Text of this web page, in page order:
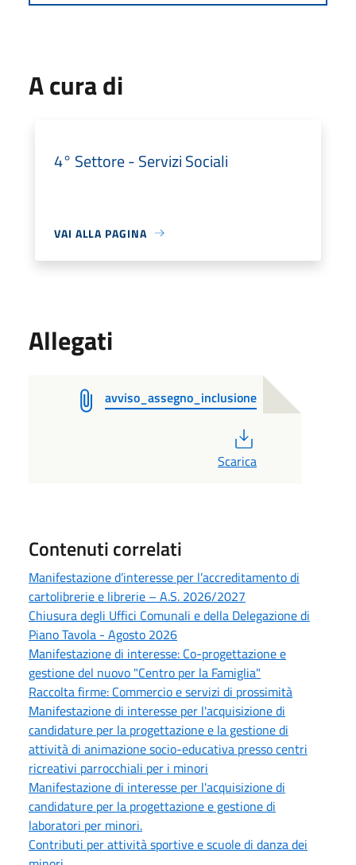
A cura di
4° Settore - Servizi Sociali
VAI ALLA PAGINA
Allegati
avviso_assegno_inclusione
Scarica
Contenuti correlati
Manifestazione d’interesse per l’accreditamento di
cartolibrerie e librerie – A.S. 2026/2027
Chiusura degli Uffici Comunali e della Delegazione di
Piano Tavola - Agosto 2026
Manifestazione di interesse: Co-progettazione e
gestione del nuovo "Centro per la Famiglia"
Raccolta firme: Commercio e servizi di prossimità
Manifestazione di interesse per l'acquisizione di
candidature per la progettazione e la gestione di
attività di animazione socio-educativa presso centri
ricreativi parrocchiali per i minori
Manifestazione di interesse per l'acquisizione di
candidature per la progettazione e gestione di
laboratori per minori.
Contributi per attività sportive e scuole di danza dei